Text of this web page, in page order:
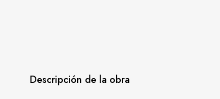
Descripción de la obra